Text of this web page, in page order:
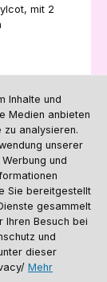
mit 2
Inhalte und
Medien anbieten
analysieren.
unserer
und
Sie bereitgestellt
gesammelt
Ihren Besuch bei
und
dieser
Mehr